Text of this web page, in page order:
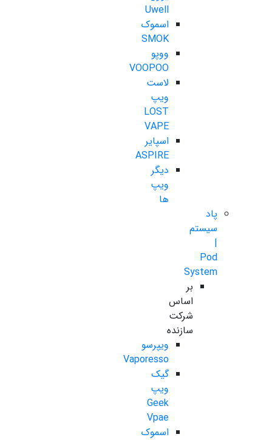
Uwell
اسموک
SMOK
ووپو
VOOPOO
لاست
ویپ
LOST
VAPE
اسپایر
ASPIRE
دیگر
ویپ
ها
پاد
سیستم
|
Pod
System
بر
اساس
شرکت
سازنده
ویپرسو
Vaporesso
گیک
ویپ
Geek
Vpae
اسموک